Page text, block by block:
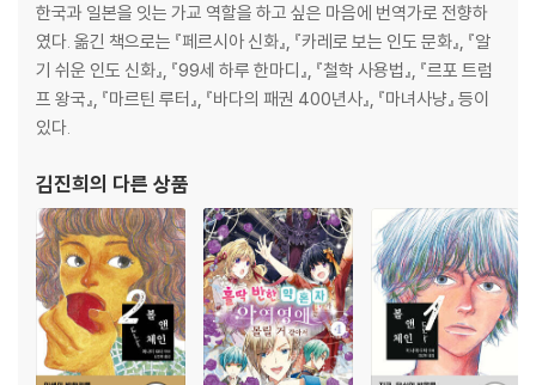
한국과 일본을 잇는 가교 역할을 하고 싶은 마음에 번역가로 전향하
였다. 옮긴 책으로는 『페르시아 신화』, 『카레로 보는 인도 문화』, 『알
기 쉬운 인도 신화』, 『99세 하루 한마디』, 『철학 사용법』, 『르포 트럼
프 왕국』, 『마르틴 루터』, 『바다의 패권 400년사』, 『마녀사냥』 등이
있다.
김진희의 다른 상품